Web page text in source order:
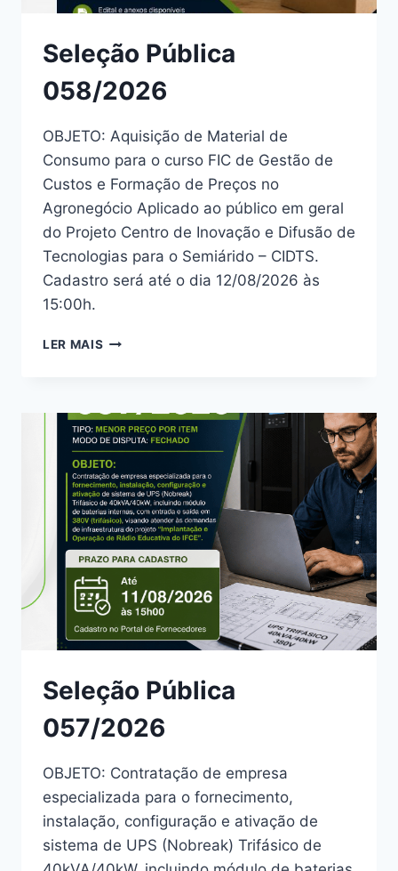
Seleção Pública
058/2026
OBJETO: Aquisição de Material de
Consumo para o curso FIC de Gestão de
Custos e Formação de Preços no
Agronegócio Aplicado ao público em geral
do Projeto Centro de Inovação e Difusão de
Tecnologias para o Semiárido – CIDTS.
Cadastro será até o dia 12/08/2026 às
15:00h.
LER MAIS
Seleção Pública
057/2026
OBJETO: Contratação de empresa
especializada para o fornecimento,
instalação, configuração e ativação de
sistema de UPS (Nobreak) Trifásico de